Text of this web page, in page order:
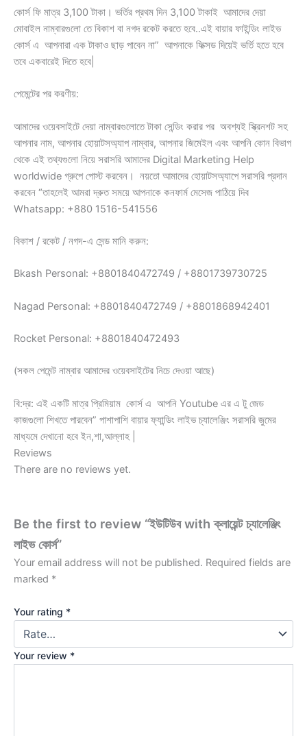
কোর্স ফি মাত্র 3,100 টাকা। ভর্তির প্রথম দিন 3,100 টাকাই আমাদের দেয়া
মোবাইল নাম্বারগুলো তে বিকাশ বা নগদ রকেট করতে হবে..এই বায়ার ফাইন্ডিং লাইভ
কোর্স এ আপনারা এক টাকাও ছাড় পাবেন না” আপনাকে ফিক্সড দিয়েই ভর্তি হতে হবে
তবে একবারেই দিতে হবে|
পেমেন্টের পর করণীয়:
আমাদের ওয়েবসাইটে দেয়া নাম্বারগুলোতে টাকা সেন্ডিং করার পর অবশ্যই স্ক্রিনশট সহ
আপনার নাম, আপনার হোয়াটসঅ্যাপ নাম্বার, আপনার জিমেইল এবং আপনি কোন বিভাগ
থেকে এই তথ্যগুলো নিয়ে সরাসরি আমাদের Digital Marketing Help
worldwide গ্রুপে পোস্ট করবেন। নয়তো আমাদের হোয়াটসঅ্যাপে সরাসরি প্রদান
করবেন “তাহলেই আমরা দ্রুত সময়ে আপনাকে কনফার্ম মেসেজ পাঠিয়ে দিব
Whatsapp: +880 1516-541556
বিকাশ / রকেট / নগদ-এ সেন্ড মানি করুন:
Bkash Personal: +8801840472749 / +8801739730725
Nagad Personal: +8801840472749‬ / +8801868942401
Rocket Personal: +8801840472493
(সকল পেমেন্ট নাম্বার আমাদের ওয়েবসাইটের নিচে দেওয়া আছে)
বি:দ্র: এই একটি মাত্র প্রিমিয়াম কোর্স এ আপনি Youtube এর এ টু জেড
কাজগুলো শিখতে পারবেন” পাশাপাশি বায়ার ফ্যান্ডিং লাইভ চ্যালেঞ্জিং সরাসরি জুমের
মাধ্যমে দেখানো হবে ইন,শা,আল্লাহ |
Reviews
There are no reviews yet.
Be the first to review “ইউটিউব with ক্লায়েন্ট চ্যালেঞ্জিং
লাইভ কোর্স”
Your email address will not be published. Required fields are
marked *
Your rating *
Your review *